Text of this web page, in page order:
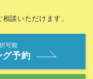
相談いただけます。
可能
グ予約